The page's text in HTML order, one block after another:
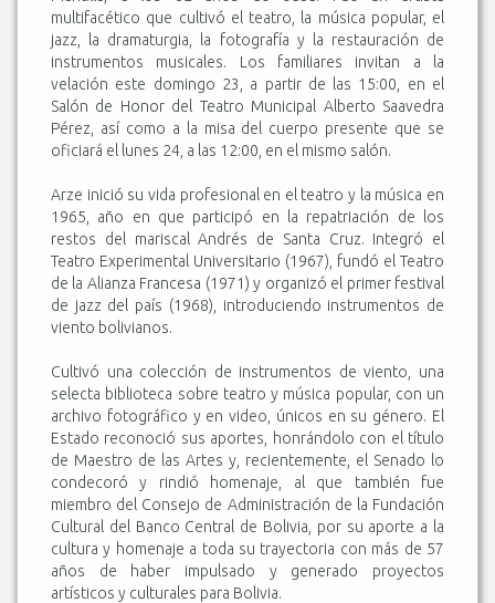
multifacético que cultivó el teatro, la música popular, el
jazz, la dramaturgia, la fotografía y la restauración de
instrumentos musicales. Los familiares invitan a la
velación este domingo 23, a partir de las 15:00, en el
Salón de Honor del Teatro Municipal Alberto Saavedra
Pérez, así como a la misa del cuerpo presente que se
oficiará el lunes 24, a las 12:00, en el mismo salón.
Arze inició su vida profesional en el teatro y la música en
1965, año en que participó en la repatriación de los
restos del mariscal Andrés de Santa Cruz. Integró el
Teatro Experimental Universitario (1967), fundó el Teatro
de la Alianza Francesa (1971) y organizó el primer festival
de jazz del país (1968), introduciendo instrumentos de
viento bolivianos.
Cultivó una colección de instrumentos de viento, una
selecta biblioteca sobre teatro y música popular, con un
archivo fotográfico y en video, únicos en su género. El
Estado reconoció sus aportes, honrándolo con el título
de Maestro de las Artes y, recientemente, el Senado lo
condecoró y rindió homenaje, al que también fue
miembro del Consejo de Administración de la Fundación
Cultural del Banco Central de Bolivia, por su aporte a la
cultura y homenaje a toda su trayectoria con más de 57
años de haber impulsado y generado proyectos
artísticos y culturales para Bolivia.